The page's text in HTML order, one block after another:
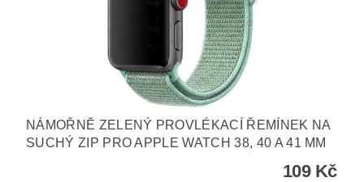
NÁMOŘNĚ ZELENÝ PROVLÉKACÍ ŘEMÍNEK NA
SUCHÝ ZIP PRO APPLE WATCH 38, 40 A 41 MM
109 Kč